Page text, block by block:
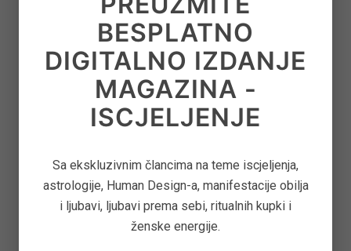
June 22, 2026
‘CONTROL FREAK’ – KAKO OTPUSTITI
OPSESIVNU POTREBU ZA KONTROLOM
on June 12, 2026
ASTEROID JUNO U ASTROLOGIJI – ARHETIP
KRALJICE, BRAKA I MOĆI U ODNOSIMA
June 11, 2026
BESPLATNO
DIGITALNO IZDANJE
MAGAZINA -
ISCJELJENJE
Sa ekskluzivnim člancima na teme iscjeljenja,
astrologije, Human Design-a, manifestacije obilja
i ljubavi, ljubavi prema sebi, ritualnih kupki i
ženske energije.